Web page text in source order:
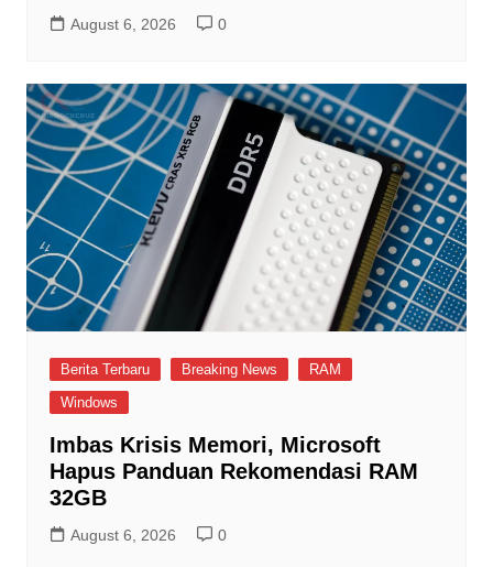
August 6, 2026 0
Berita Terbaru Breaking News
RAM
Windows
Imbas Krisis Memori, Microsoft
Hapus Panduan Rekomendasi RAM
32GB
August 6, 2026 0